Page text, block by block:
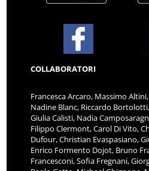
COLLABORATORI
Francesca Arcaro, Massimo
Nadine Blanc, Riccardo
Giulia Calisti, Nadia
Filippo Clermont, Carol Di Vito,
Dufour, Christian Evaspasiano,
Enrico Formento Dojot, Bruno
Francesconi, Sofia Fregnani,